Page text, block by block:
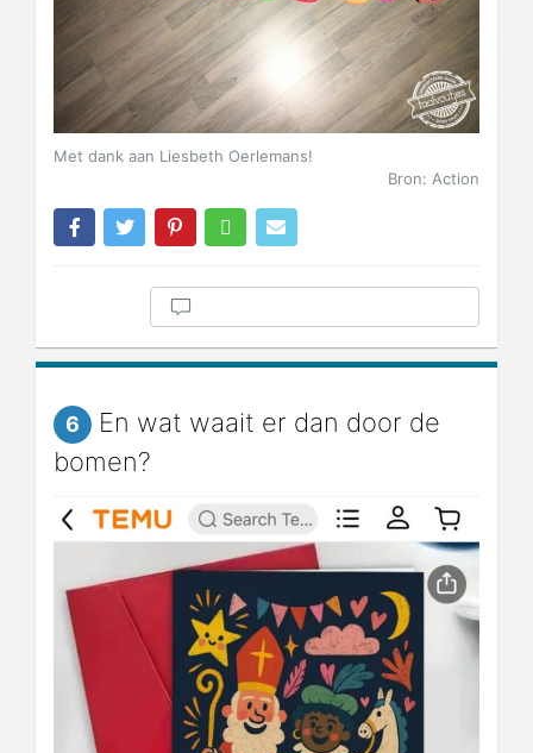
Met dank aan Liesbeth Oerlemans!
Bron: Action
6
En wat waait er dan door de
bomen?